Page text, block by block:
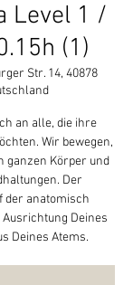
Level 1 /
(1)
Str. 14, 40878
an alle, die ihre
Wir bewegen,
ganzen Körper und
Der
der anatomisch
Deines
Deines Atems.